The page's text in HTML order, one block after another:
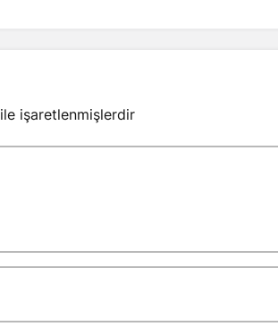
ile işaretlenmişlerdir